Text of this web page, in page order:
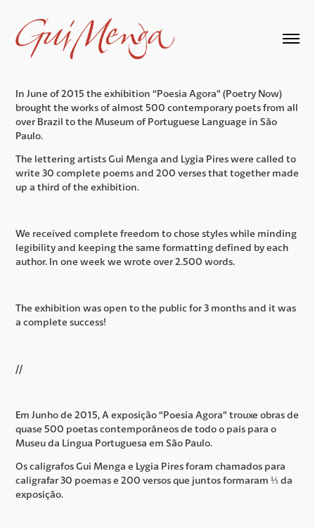
In June of 2015 the exhibition “Poesia Agora” (Poetry Now)
brought the works of almost 500 contemporary poets from all
over Brazil to the Museum of Portuguese Language in São
Paulo.
The lettering artists Gui Menga and Lygia Pires were called to
write 30 complete poems and 200 verses that together made
up a third of the exhibition.
We received complete freedom to chose styles while minding
legibility and keeping the same formatting defined by each
author. In one week we wrote over 2.500 words.
The exhibition was open to the public for 3 months and it was
a complete success!
//
Em Junho de 2015, A exposição “Poesia Agora” trouxe obras de
quase 500 poetas contemporâneos de todo o país para o
Museu da Língua Portuguesa em São Paulo.
Os calígrafos Gui Menga e Lygia Pires foram chamados para
caligrafar 30 poemas e 200 versos que juntos formaram ⅓ da
exposição.